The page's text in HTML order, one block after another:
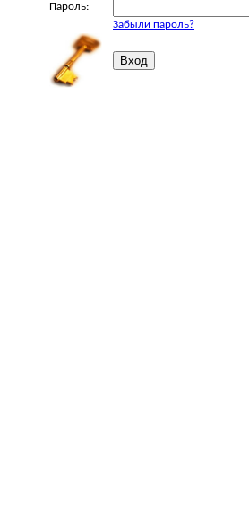
Пароль:
Забыли пароль?